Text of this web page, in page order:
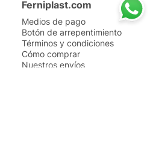
Ferniplast.com
Medios de pago
Botón de arrepentimiento
Términos y condiciones
Cómo comprar
Nuestros envíos